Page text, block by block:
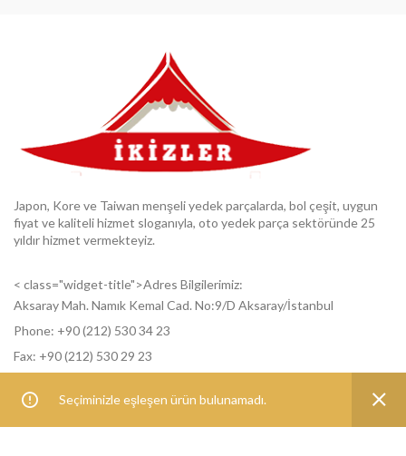
Seçiminizle eşleşen ürün bulunamadı.
Japon, Kore ve Taiwan menşeli yedek parçalarda, bol çeşit, uygun
fiyat ve kaliteli hizmet sloganıyla, oto yedek parça sektöründe 25
yıldır hizmet vermekteyiz.
< class="widget-title">Adres Bilgilerimiz:
Aksaray Mah. Namık Kemal Cad. No:9/D Aksaray/İstanbul
Phone: +90 (212) 530 34 23
Fax: +90 (212) 530 29 23